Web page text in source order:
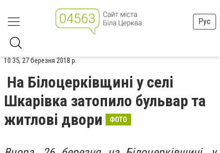
Рус
10:35, 27 березня 2018 р.
На Білоцерківщині у селі
Шкарівка затопило бульвар та
житлові двори
ФОТО